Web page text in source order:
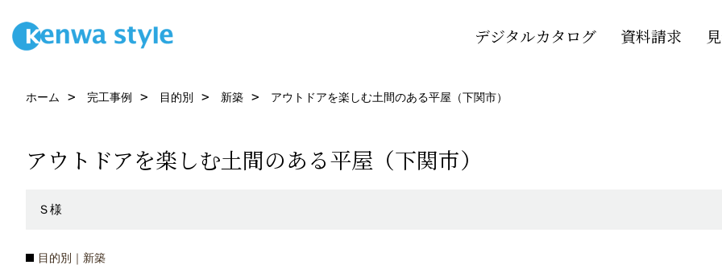
デジタルカタログ 資料請求
ホーム 完工事例 目的別 新築 アウトドアを楽しむ土間のある平屋（下関市）
アウトドアを楽しむ土間のある平屋（下関市）
Ｓ様
目的別｜新築